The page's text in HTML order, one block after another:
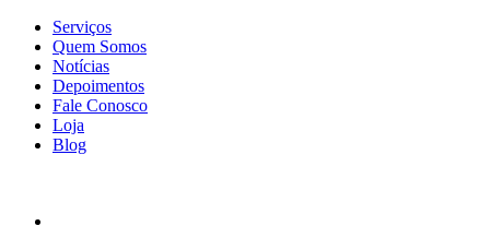
Serviços
Quem Somos
Notícias
Depoimentos
Fale Conosco
Loja
Blog